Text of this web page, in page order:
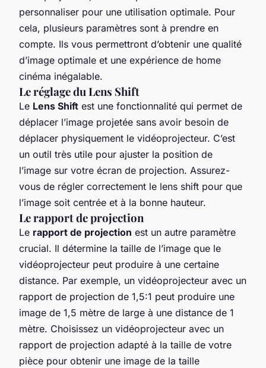
personnaliser pour une utilisation optimale. Pour
cela, plusieurs paramètres sont à prendre en
compte. Ils vous permettront d’obtenir une qualité
d’image optimale et une expérience de home
cinéma inégalable.
Le réglage du Lens Shift
Le Lens Shift est une fonctionnalité qui permet de
déplacer l’image projetée sans avoir besoin de
déplacer physiquement le vidéoprojecteur. C’est
un outil très utile pour ajuster la position de
l’image sur votre écran de projection. Assurez-
vous de régler correctement le lens shift pour que
l’image soit centrée et à la bonne hauteur.
Le rapport de projection
Le rapport de projection est un autre paramètre
crucial. Il détermine la taille de l’image que le
vidéoprojecteur peut produire à une certaine
distance. Par exemple, un vidéoprojecteur avec un
rapport de projection de 1,5:1 peut produire une
image de 1,5 mètre de large à une distance de 1
mètre. Choisissez un vidéoprojecteur avec un
rapport de projection adapté à la taille de votre
pièce pour obtenir une image de la taille